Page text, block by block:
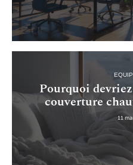
Pourquoi
couverture
11